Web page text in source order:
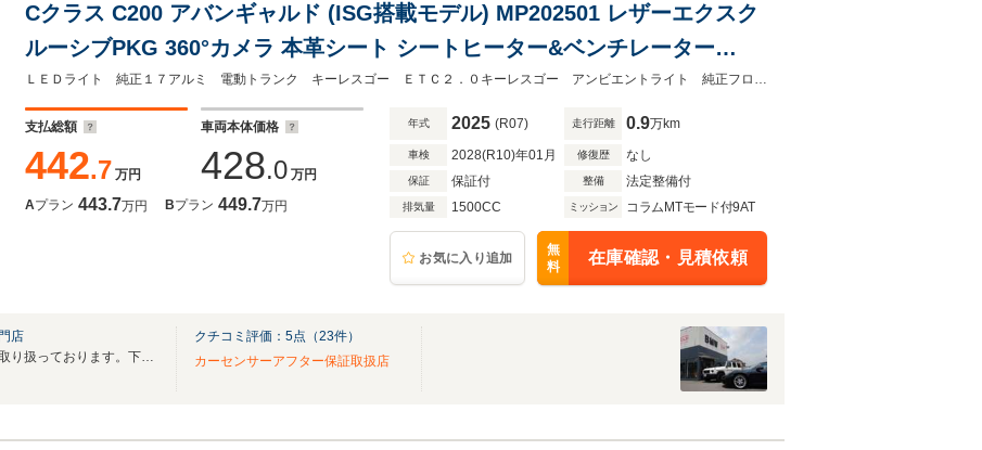
Cクラス C200 アバンギャルド (ISG搭載モデル) MP202501 レザーエクスク
ルーシブPKG 360°カメラ 本革シート シートヒーター&ベンチレーター
Burmester3Dサラウンドサウンドシステム ワイヤレスチャージング フット
トランクオープナー 禁煙車
ＬＥＤライト 純正１７アルミ 電動トランク キーレスゴー ＥＴＣ２．０キーレスゴー アンビエントライト 純正フロアマット レーダーセーフティＰ ＭＢＵＸナビ＆フルセグＴＶ
支払総額
442.7 万円
車両本体価格
428.0 万円
Aプラン 443.7万円 Bプラン 449.7万円
年式 2025 (R07) 走行距離 0.9万km
車検 2028(R10)年01月 修復歴 なし
保証 保証付 整備 法定整備付
排気量 1500CC ミッション コラムMTモード付9AT
お気に入り追加
無
料
在庫確認・見積依頼
店
新車保証継承出来る車を多数取り扱っております。下取り買取もお任せください！
クチコミ評価： 5点（23件）
カーセンサーアフター保証取扱店